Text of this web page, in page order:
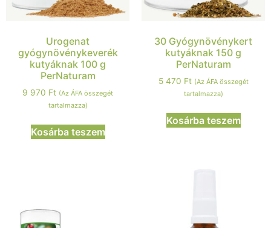
Urogenat
gyógynövénykeverék
kutyáknak 100 g
PerNaturam
9 970 Ft (Az ÁFA összegét
tartalmazza)
Kosárba teszem
30 Gyógynövénykert
kutyáknak 150 g
PerNaturam
5 470 Ft (Az ÁFA összegét
tartalmazza)
Kosárba teszem